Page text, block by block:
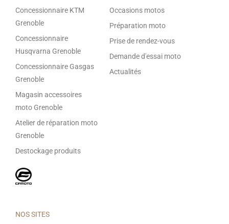
Concessionnaire KTM
Grenoble
Concessionnaire
Husqvarna Grenoble
Concessionnaire Gasgas
Grenoble
Magasin accessoires
moto Grenoble
Atelier de réparation moto
Grenoble
Destockage produits
Occasions motos
Préparation moto
Prise de rendez-vous
Demande d'essai moto
Actualités
NOS SITES